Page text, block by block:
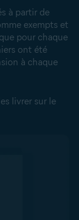
à partir de
exempts et
pour chaque
ont été
à chaque
livrer sur le